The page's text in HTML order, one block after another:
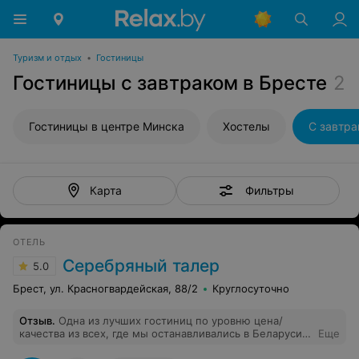
Туризм и отдых • Гостиницы
Гостиницы с завтраком в Бресте 2
Гостиницы в центре Минска Хостелы С
Карта Фильтры
ОТЕЛЬ
5.0 Серебряный талер
Брест, ул. Красногвардейская, 88/2 Круглосуточно
Отзыв. Одна из лучших гостиниц по уровню цена/
качества из всех, где мы останавливались в Беларуси.
Еще